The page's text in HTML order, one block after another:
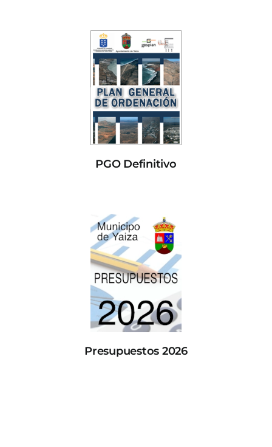
PGO Definitivo
Presupuestos 2026